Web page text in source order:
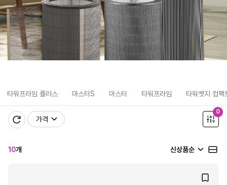
타워프라임 플러스 마스터S 마스터 타워프라임 타워엣지 컴팩
가격
0
10개 신상품순